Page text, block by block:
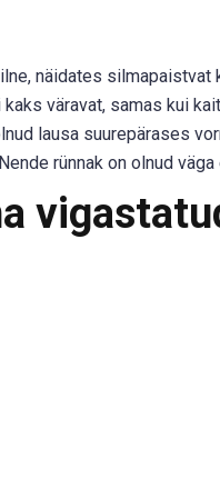
näidates silmapaistvat
väravat, samas kui
lausa suurepärases
rünnak on olnud